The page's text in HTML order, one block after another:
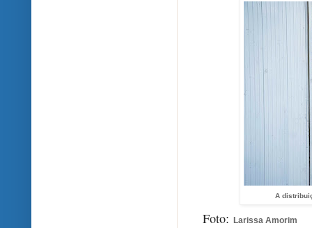
A
Foto: Larissa Amorim